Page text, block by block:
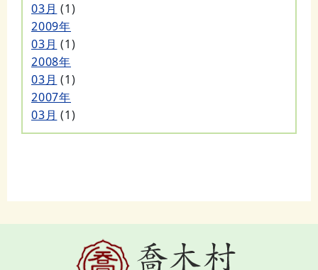
03月 (1)
2009年
03月 (1)
2008年
03月 (1)
2007年
03月 (1)